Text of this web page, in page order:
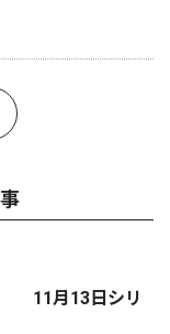
11月13日シリ